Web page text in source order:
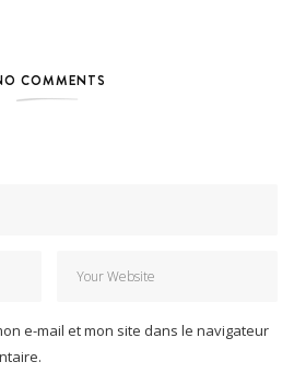
COMMENTS
e-mail et mon site dans le navigateur